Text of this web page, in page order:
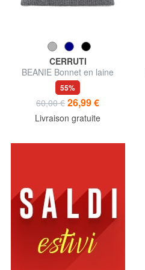
CERRUTI
BEANIE Bonnet en laine
55%
60,00 € 26,99 €
Livraison gratuite